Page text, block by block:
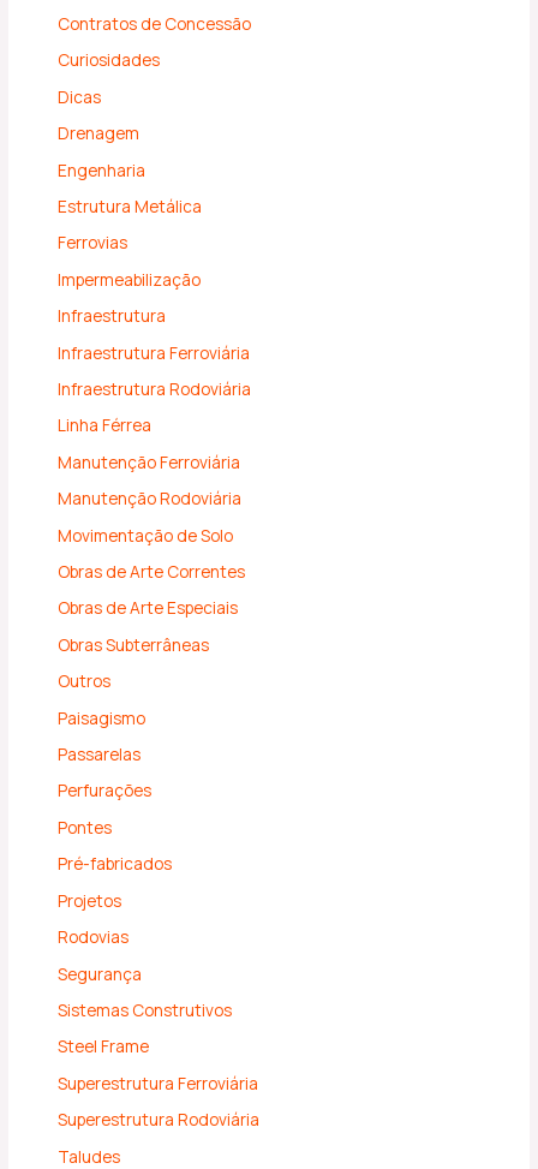
Contratos de Concessão
Curiosidades
Dicas
Drenagem
Engenharia
Estrutura Metálica
Ferrovias
Impermeabilização
Infraestrutura
Infraestrutura Ferroviária
Infraestrutura Rodoviária
Linha Férrea
Manutenção Ferroviária
Manutenção Rodoviária
Movimentação de Solo
Obras de Arte Correntes
Obras de Arte Especiais
Obras Subterrâneas
Outros
Paisagismo
Passarelas
Perfurações
Pontes
Pré-fabricados
Projetos
Rodovias
Segurança
Sistemas Construtivos
Steel Frame
Superestrutura Ferroviária
Superestrutura Rodoviária
Taludes